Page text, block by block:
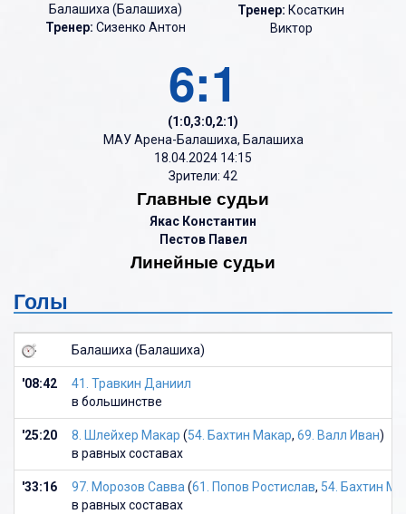
Балашиха (Балашиха)
Тренер: Сизенко Антон
Тренер: Косаткин
Виктор
6:1
(1:0,3:0,2:1)
МАУ Арена-Балашиха, Балашиха
18.04.2024 14:15
Зрители: 42
Главные судьи
Якас Константин
Пестов Павел
Линейные судьи
Голы
Балашиха (Балашиха)
'08:42
41. Травкин Даниил
в большинстве
'25:20 8. Шлейхер Макар (54. Бахтин Макар, 69. Валл Иван)
в равных составах
'33:16 97. Морозов Савва (61. Попов Ростислав, 54. Бахтин
в равных составах